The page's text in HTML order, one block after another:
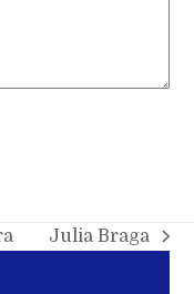
Julia Braga